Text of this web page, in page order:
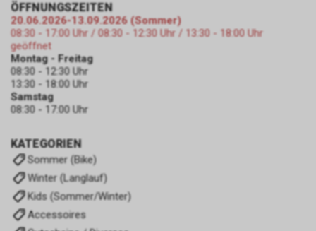
KATEGORIEN
Sommer (Bike)
Winter (Langlauf)
Kids (Sommer/Winter)
Accessoires
ÖFFNUNGSZEITEN
20.06.2026-13.09.2026 (Sommer)
08:30 - 17:00 Uhr / 08:30 - 12:30 Uhr / 13:30 - 18:00 Uhr
geöffnet
Montag - Freitag
08:30 - 12:30 Uhr
13:30 - 18:00 Uhr
Samstag
08:30 - 17:00 Uhr